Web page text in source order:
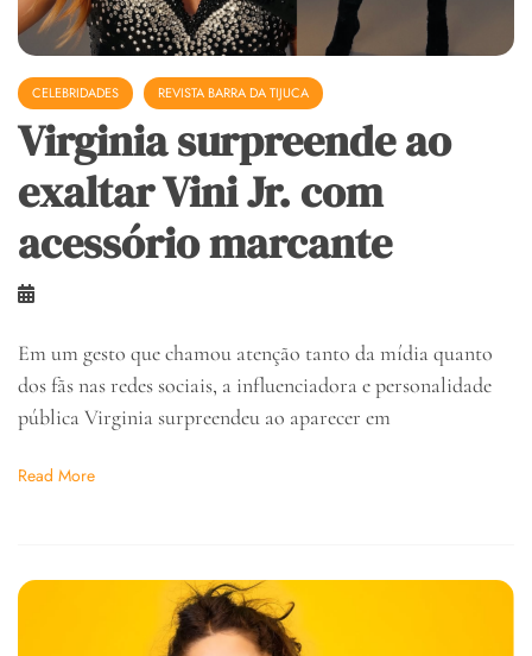
CELEBRIDADES REVISTA BARRA DA TIJUCA
Virginia surpreende ao
exaltar Vini Jr. com
acessório marcante
Em um gesto que chamou atenção tanto da mídia quanto
dos fãs nas redes sociais, a influenciadora e personalidade
pública Virginia surpreendeu ao aparecer em
Read More